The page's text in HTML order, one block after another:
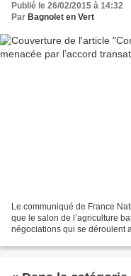
Publié le 26/02/2015 à 14:32
Par Bagnolet en Vert
Le communiqué de France
que le salon de l’agriculture
négociations qui se déroulent